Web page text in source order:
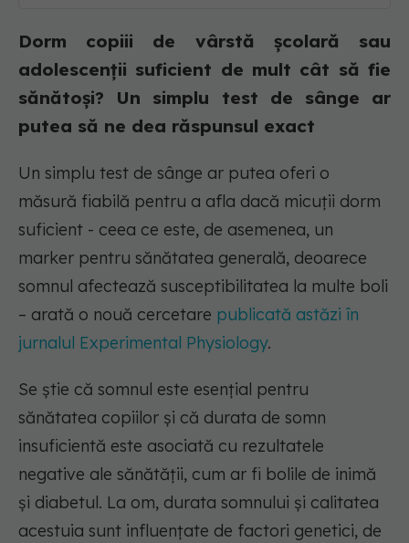
Dorm copiii de vârstă școlară sau
adolescenții suficient de mult cât să fie
sănătoși? Un simplu test de sânge ar
putea să ne dea răspunsul exact
Un simplu test de sânge ar putea oferi o
măsură fiabilă pentru a afla dacă micuții dorm
suficient - ceea ce este, de asemenea, un
marker pentru sănătatea generală, deoarece
somnul afectează susceptibilitatea la multe boli
– arată o nouă cercetare publicată astăzi în
jurnalul Experimental Physiology.
Se știe că somnul este esențial pentru
sănătatea copiilor și că durata de somn
insuficientă este asociată cu rezultatele
negative ale sănătății, cum ar fi bolile de inimă
și diabetul. La om, durata somnului și calitatea
acestuia sunt influențate de factori genetici, de